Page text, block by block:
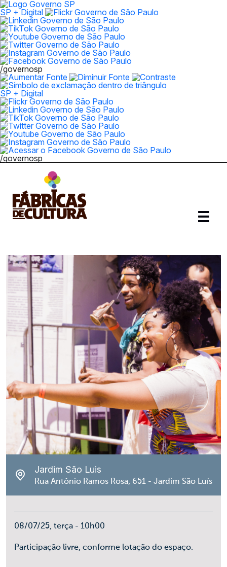
SP + Digital
/governosp
SP + Digital
/governosp
Jardim São Luis
Rua Antônio Ramos Rosa, 651 - Jardim São Luís
08/07/25, terça - 10h00
Participação livre, conforme lotação do espaço.